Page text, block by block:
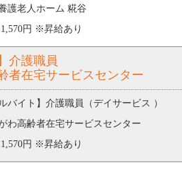
護老人ホーム 糀谷
円 ※昇給あり
介護職員
者在宅サービスセンター
バイト】介護職員（デイサービス ）
わ高齢者在宅サービスセンター
円 ※昇給あり